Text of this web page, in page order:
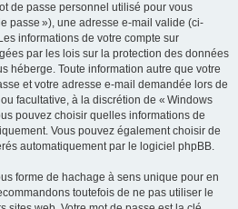
de passe personnel utilisé pour vous
passe »), une adresse e-mail valide (ci-
informations de votre compte sur
par les lois sur la protection des données
héberge. Toute information autre que votre
et votre adresse e-mail demandée lors de
facultative, à la discrétion de « Windows
pouvez choisir quelles informations de
Vous pouvez également choisir de
automatiquement par le logiciel phpBB.
forme de hachage à sens unique pour en
toutefois de ne pas utiliser le